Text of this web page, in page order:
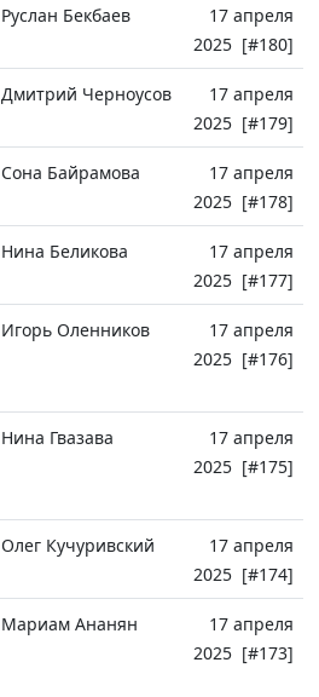
Руслан Бекбаев
17 апреля
2025 [#180]
Дмитрий Черноусов
17 апреля
2025 [#179]
Сона Байрамова
17 апреля
2025 [#178]
Нина Беликова
17 апреля
2025 [#177]
Игорь Оленников
17 апреля
2025 [#176]
Нина Гвазава
17 апреля
2025 [#175]
Олег Кучуривский
17 апреля
2025 [#174]
Мариам Ананян
17 апреля
2025 [#173]